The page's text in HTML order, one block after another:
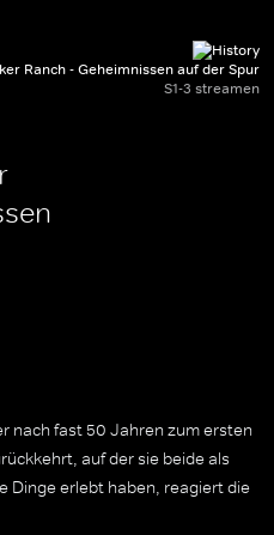
Ranch - Geheimnissen auf der Spur
S1-3 streamen
nach fast 50 Jahren zum ersten
auf der sie beide als
Dinge erlebt haben, reagiert die